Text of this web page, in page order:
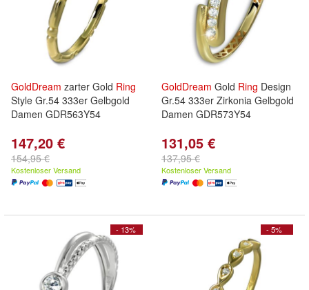
GoldDream zarter Gold Ring
Style Gr.54 333er Gelbgold
Damen GDR563Y54
147,20 €
154,95 €
Kostenloser Versand
GoldDream Gold Ring Design
Gr.54 333er Zirkonia Gelbgold
Damen GDR573Y54
131,05 €
137,95 €
Kostenloser Versand
- 13% - 5%